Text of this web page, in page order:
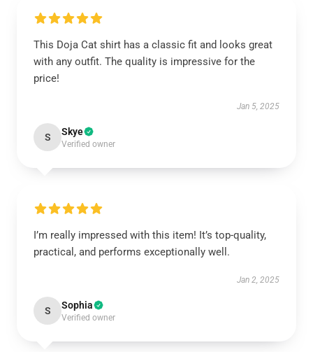
This Doja Cat shirt has a classic fit and looks great
with any outfit. The quality is impressive for the
price!
Jan 5, 2025
S Skye
Verified owner
I’m really impressed with this item! It’s top-quality,
practical, and performs exceptionally well.
Jan 2, 2025
S Sophia
Verified owner